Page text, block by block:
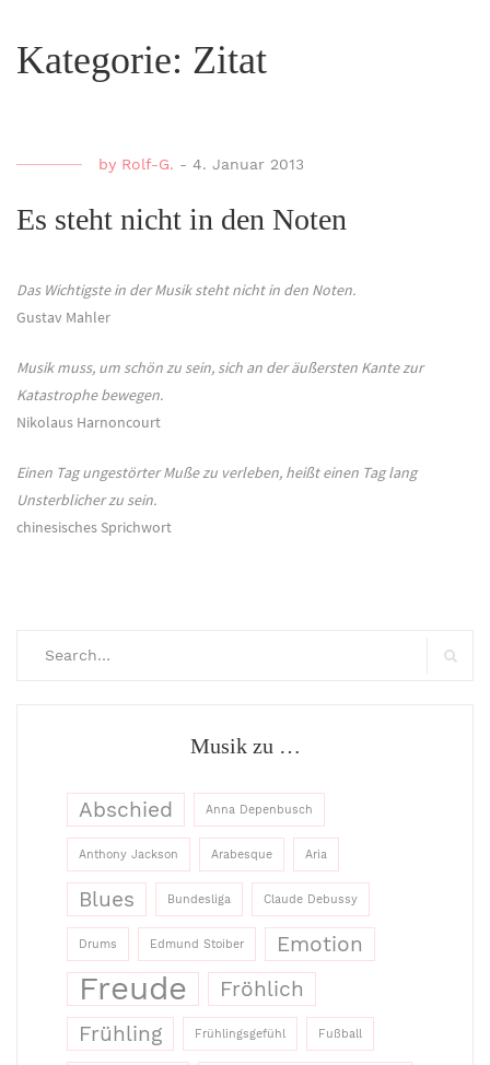
Kategorie: Zitat
by Rolf-G. - 4. Januar 2013
Es steht nicht in den Noten
Das Wichtigste in der Musik steht nicht in den Noten.
Gustav Mahler
Musik muss, um schön zu sein, sich an der äußersten Kante zur
Katastrophe bewegen.
Nikolaus Harnoncourt
Einen Tag ungestörter Muße zu verleben, heißt einen Tag lang
Unsterblicher zu sein.
chinesisches Sprichwort
Musik zu …
Abschied Anna Depenbusch
Anthony Jackson Arabesque Aria
Blues Bundesliga Claude Debussy
Drums Edmund Stoiber Emotion
Freude
Fröhlich
Frühling
Frühlingsgefühl Fußball